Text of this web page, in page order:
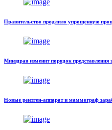
Правительство продлило упрощенную
Минздрав изменит порядок
Новые рентген-аппарат и маммограф